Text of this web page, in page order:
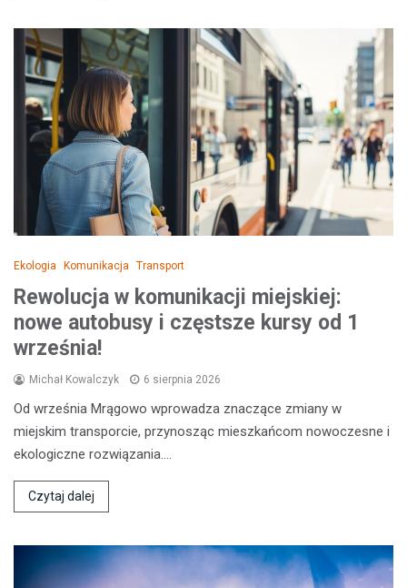
Ekologia Komunikacja Transport
Rewolucja w komunikacji miejskiej:
nowe autobusy i częstsze kursy od 1
września!
Michał Kowalczyk 6 sierpnia 2026
Od września Mrągowo wprowadza znaczące zmiany w
miejskim transporcie, przynosząc mieszkańcom nowoczesne i
ekologiczne rozwiązania.…
Czytaj dalej